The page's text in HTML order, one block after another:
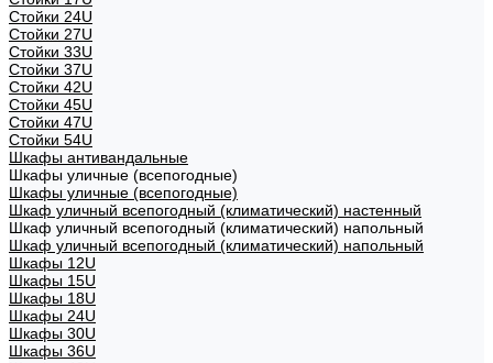
Стойки 24U
Стойки 27U
Стойки 33U
Стойки 37U
Стойки 42U
Стойки 45U
Стойки 47U
Стойки 54U
Шкафы антивандальные
Шкафы уличные (всепогодные)
Шкафы уличные (всепогодные)
Шкаф уличный всепогодный (климатический) настенный
Шкаф уличный всепогодный (климатический) напольный
Шкаф уличный всепогодный (климатический) напольный
Шкафы 12U
Шкафы 15U
Шкафы 18U
Шкафы 24U
Шкафы 30U
Шкафы 36U